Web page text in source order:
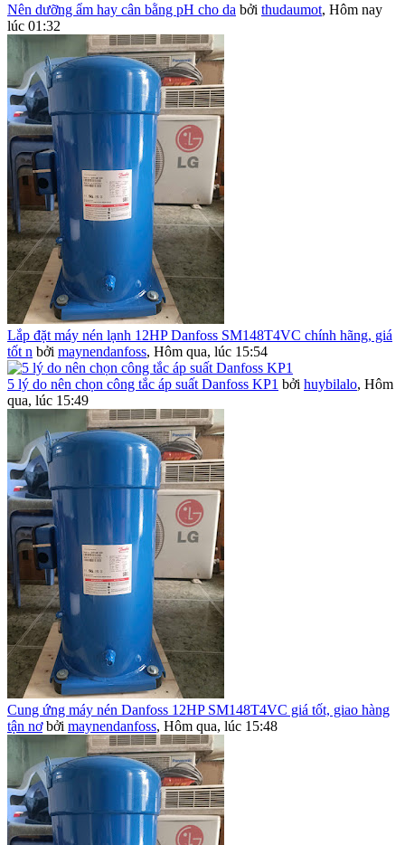
Nên dưỡng ẩm hay cân bằng pH cho da bởi thudaumot, Hôm nay
lúc 01:32
Lắp đặt máy nén lạnh 12HP Danfoss SM148T4VC chính hãng, giá
tốt n bởi maynendanfoss, Hôm qua, lúc 15:54
5 lý do nên chọn công tắc áp suất Danfoss KP1 bởi huybilalo, Hôm
qua, lúc 15:49
Cung ứng máy nén Danfoss 12HP SM148T4VC giá tốt, giao hàng
tận nơ bởi maynendanfoss, Hôm qua, lúc 15:48